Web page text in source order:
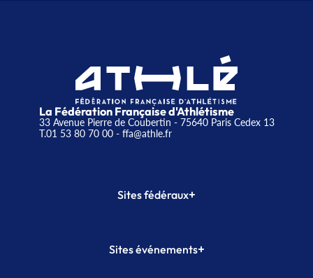
La Fédération Française d'Athlétisme
33 Avenue Pierre de Coubertin - 75640 Paris Cedex 13
T.01 53 80 70 00- ffa@athle.fr
Sites fédéraux+
Plateforme Formation
Sites événements+